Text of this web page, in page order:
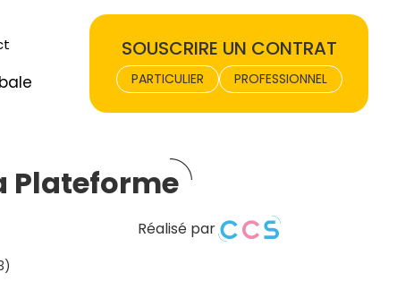
SOUSCRIRE UN CONTRAT
PARTICULIER PROFESSIONNEL
Plateforme
Réalisé par